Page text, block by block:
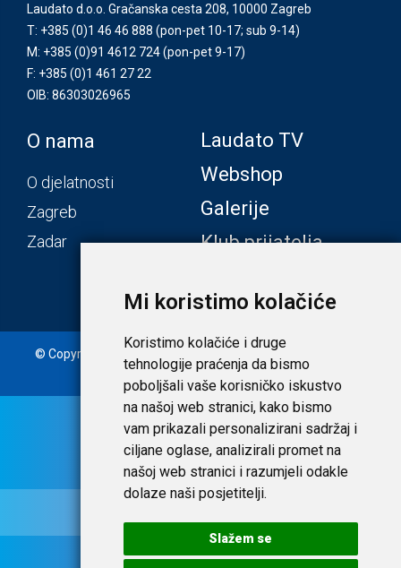
Mi koristimo kolačiće
Koristimo kolačiće i druge
tehnologije praćenja da bismo
poboljšali vaše korisničko iskustvo
na našoj web stranici, kako bismo
vam prikazali personalizirani sadržaj i
ciljane oglase, analizirali promet na
našoj web stranici i razumjeli odakle
dolaze naši posjetitelji.
Slažem se
Laudato d.o.o. Gračanska cesta 208, 10000 Zagreb
T: +385 (0)1 46 46 888 (pon-pet 10-17; sub 9-14)
M: +385 (0)91 4612 724(pon-pet 9-17)
F: +385 (0)1 461 27 22
OIB: 86303026965
O nama
O djelatnosti
Zagreb
Zadar
Laudato TV
Webshop
Galerije
Klub prijatelja
© Copyright 2020. Laudato d.o.o. | Tečaj konverzije: 1 EUR =
7,53450 HRK | Uvjeti i privatnost